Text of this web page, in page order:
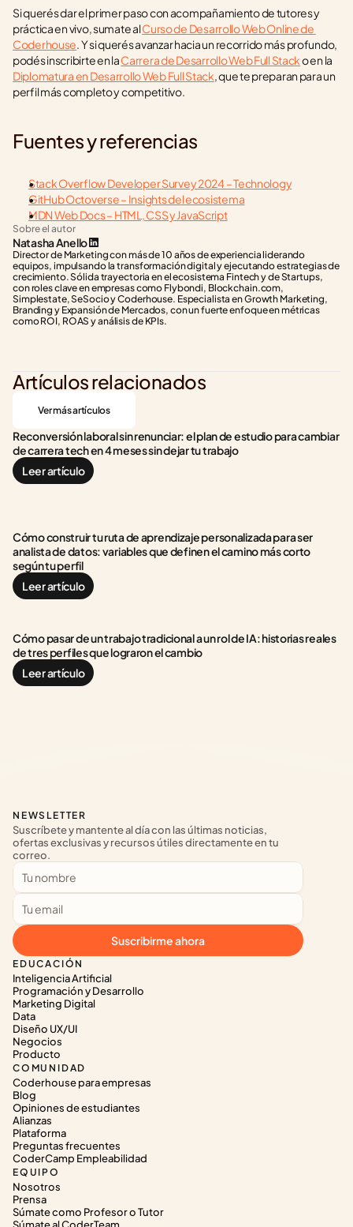
Si querés dar el primer paso con acompañamiento de tutores y
práctica en vivo, sumate al Curso de Desarrollo Web Online de
Coderhouse. Y si querés avanzar hacia un recorrido más profundo,
podés inscribirte en la Carrera de Desarrollo Web Full Stack
Diplomatura en Desarrollo Web Full Stack, que te preparan para un
perfil más completo y competitivo.
Fuentes y referencias
Stack Overflow Developer Survey 2024 – Technology
GitHub Octoverse – Insights del ecosistema
MDN Web Docs – HTML, CSS y JavaScript
Sobre el autor
Natasha Anello
Director de Marketing con más de 10 años de experiencia liderando
equipos, impulsando la transformación digital y ejecutando estrategias de
crecimiento. Sólida trayectoria en el ecosistema Fintech y de Startups,
con roles clave en empresas como Flybondi, Blockchain.com,
Simplestate, SeSocio y Coderhouse. Especialista en Growth Marketing,
Branding y Expansión de Mercados, con un fuerte enfoque en métricas
como ROI, ROAS y análisis de KPIs.
Artículos relacionados
Ver más artículos
Reconversión laboral sin renunciar: el plan de estudio para cambiar
de carrera tech en 4 meses sin dejar tu trabajo
Leer artículo
Cómo construir tu ruta de aprendizaje personalizada para ser
analista de datos: variables que definen el camino más corto
según tu perfil
Leer artículo
Cómo pasar de un trabajo tradicional a un rol de IA: historias reales
de tres perfiles que lograron el cambio
Leer artículo
EDUCACIÓN
Inteligencia Artificial
Programación y Desarrollo
Marketing Digital
Data
Diseño UX/UI
Negocios
Producto
COMUNIDAD
Coderhouse para empresas
Blog
Opiniones de estudiantes
Alianzas
Plataforma
Preguntas frecuentes
CoderCamp Empleabilidad
EQUIPO
Nosotros
Prensa
Súmate como Profesor o Tutor
NEWSLETTER
Suscríbete y mantente al día con las últimas noticias,
ofertas exclusivas y recursos útiles directamente en tu
correo.
Suscribirme ahora